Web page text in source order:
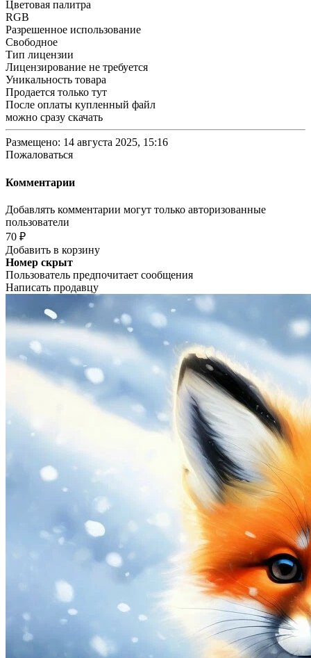
Цветовая палитра
RGB
Разрешенное использование
Свободное
Тип лицензии
Лицензирование не требуется
Уникальность товара
Продается только тут
После оплаты купленный файл
можно сразу скачать
Размещено: 14 августа 2025, 15:16
Пожаловаться
Комментарии
Добавлять комментарии могут только авторизованные
пользователи
70 ₽
Добавить в корзину
Номер скрыт
Пользователь предпочитает сообщения
Написать продавцу